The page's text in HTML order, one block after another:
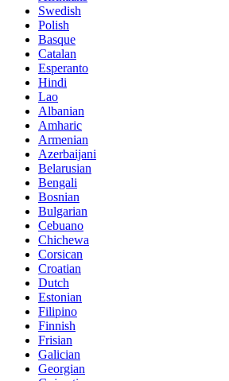
Swedish
Polish
Basque
Catalan
Esperanto
Hindi
Lao
Albanian
Amharic
Armenian
Azerbaijani
Belarusian
Bengali
Bosnian
Bulgarian
Cebuano
Chichewa
Corsican
Croatian
Dutch
Estonian
Filipino
Finnish
Frisian
Galician
Georgian